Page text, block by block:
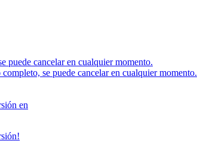
puede cancelar en cualquier momento.
se puede cancelar en cualquier momento.
en